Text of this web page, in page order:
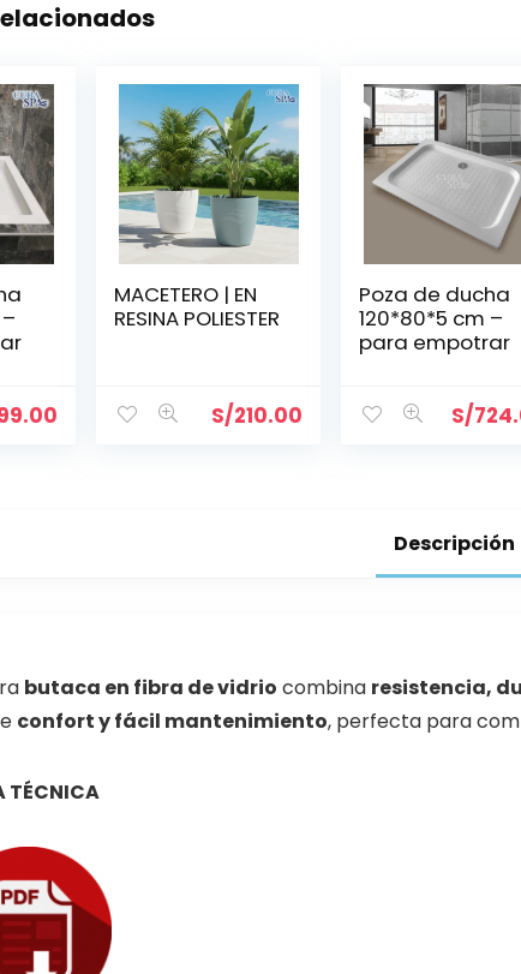
MACETERO | EN
RESINA POLIESTER
S/210.00
Poza de ducha
120*80*5 cm –
para empotrar
S/
Descripción
butaca en fibra de vidrio combina resistencia,
confort y fácil mantenimiento, perfecta para
TÉCNICA